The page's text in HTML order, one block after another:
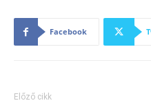
Facebook
Előző cikk